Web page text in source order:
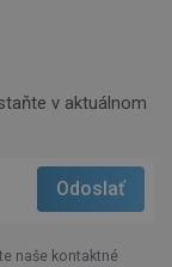
v aktuálnom
naše kontaktné